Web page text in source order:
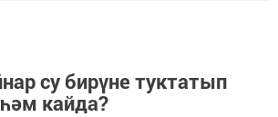
су бирүне туктатып
кайда?